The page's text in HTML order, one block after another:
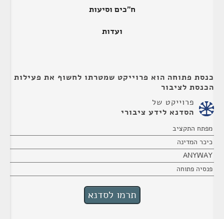
ח"כים וסיעות
ועדות
כנסת פתוחה הוא פרוייקט שמטרתו לחשוף את פעילות
הכנסת לציבור
פרוייקט של
הסדנא לידע ציבורי
מפתח התקציב
כיכר המדינה
ANYWAY
פנסיה פתוחה